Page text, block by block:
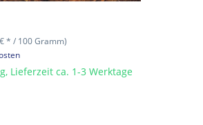
* / 100 Gramm)
Lieferzeit ca. 1-3 Werktage